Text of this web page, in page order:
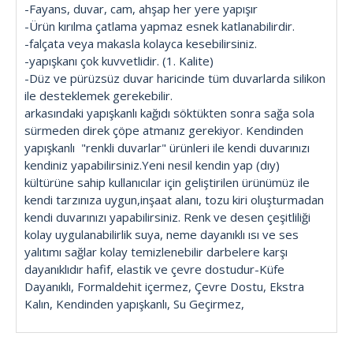
-Fayans, duvar, cam, ahşap her yere yapışır
-Ürün kırılma çatlama yapmaz esnek katlanabilirdir.
-falçata veya makasla kolayca kesebilirsiniz.
-yapışkanı çok kuvvetlidir. (1. Kalite)
-Düz ve pürüzsüz duvar haricinde tüm duvarlarda silikon
ile desteklemek gerekebilir.
arkasındaki yapışkanlı kağıdı söktükten sonra sağa sola
sürmeden direk çöpe atmanız gerekiyor. Kendinden
yapışkanlı "renkli duvarlar" ürünleri ile kendi duvarınızı
kendiniz yapabilirsiniz.Yeni nesil kendin yap (dıy)
kültürüne sahip kullanıcılar için geliştirilen ürünümüz ile
kendi tarzınıza uygun,inşaat alanı, tozu kiri oluşturmadan
kendi duvarınızı yapabilirsiniz. Renk ve desen çeşitliliği
kolay uygulanabilirlik suya, neme dayanıklı ısı ve ses
yalıtımı sağlar kolay temizlenebilir darbelere karşı
dayanıklıdır hafif, elastik ve çevre dostudur-Küfe
Dayanıklı, Formaldehit içermez, Çevre Dostu, Ekstra
Kalın, Kendinden yapışkanlı, Su Geçirmez,